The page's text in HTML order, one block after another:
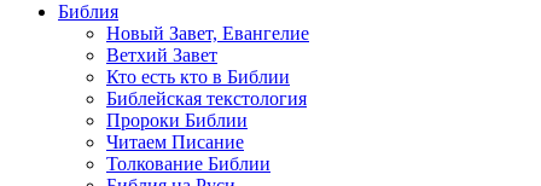
Библия
Новый Завет, Евангелие
Ветхий Завет
Кто есть кто в Библии
Библейская текстология
Пророки Библии
Читаем Писание
Толкование Библии